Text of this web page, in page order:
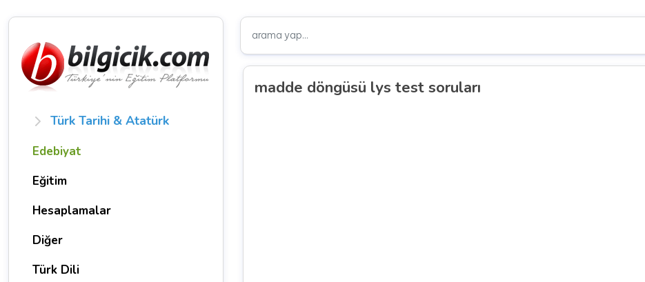
Türk Tarihi & Atatürk
Edebiyat
Eğitim
Hesaplamalar
Diğer
Türk Dili
madde döngüsü lys test soruları